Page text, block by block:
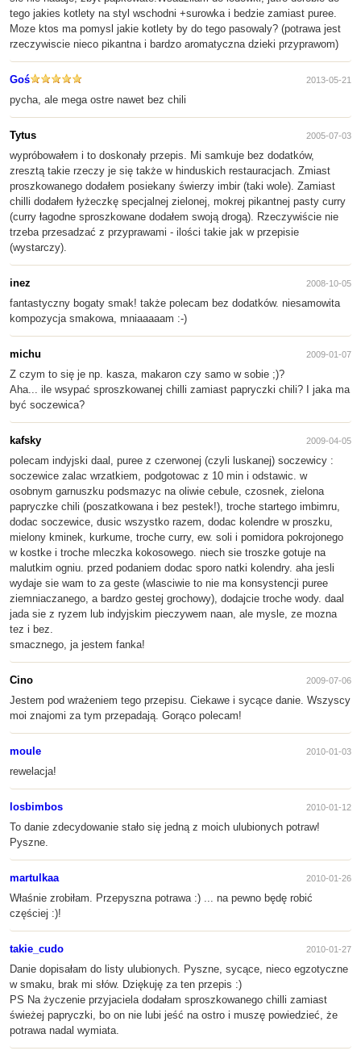
tego jakies kotlety na styl wschodni +surowka i bedzie zamiast puree.
Moze ktos ma pomysl jakie kotlety by do tego pasowaly? (potrawa jest
rzeczywiscie nieco pikantna i bardzo aromatyczna dzieki przyprawom)
Goś 2013-05-21
pycha, ale mega ostre nawet bez chili
Tytus 2005-07-03
wypróbowałem i to doskonały przepis. Mi samkuje bez dodatków,
zresztą takie rzeczy je się także w hinduskich restauracjach. Zmiast
proszkowanego dodałem posiekany świerzy imbir (taki wole). Zamiast
chilli dodałem łyżeczkę specjalnej zielonej, mokrej pikantnej pasty curry
(curry łagodne sproszkowane dodałem swoją drogą). Rzeczywiście nie
trzeba przesadzać z przyprawami - ilości takie jak w przepisie
(wystarczy).
inez 2008-10-05
fantastyczny bogaty smak! także polecam bez dodatków. niesamowita
kompozycja smakowa, mniaaaaam :-)
michu 2009-01-07
Z czym to się je np. kasza, makaron czy samo w sobie ;)?
Aha... ile wsypać sproszkowanej chilli zamiast papryczki chili? I jaka ma
być soczewica?
kafsky 2009-04-05
polecam indyjski daal, puree z czerwonej (czyli luskanej) soczewicy :
soczewice zalac wrzatkiem, podgotowac z 10 min i odstawic. w
osobnym garnuszku podsmazyc na oliwie cebule, czosnek, zielona
papryczke chili (poszatkowana i bez pestek!), troche startego imbimru,
dodac soczewice, dusic wszystko razem, dodac kolendre w proszku,
mielony kminek, kurkume, troche curry, ew. soli i pomidora pokrojonego
w kostke i troche mleczka kokosowego. niech sie troszke gotuje na
malutkim ogniu. przed podaniem dodac sporo natki kolendry. aha jesli
wydaje sie wam to za geste (wlasciwie to nie ma konsystencji puree
ziemniaczanego, a bardzo gestej grochowy), dodajcie troche wody. daal
jada sie z ryzem lub indyjskim pieczywem naan, ale mysle, ze mozna
tez i bez.
smacznego, ja jestem fanka!
Cino 2009-07-06
Jestem pod wrażeniem tego przepisu. Ciekawe i sycące danie. Wszyscy
moi znajomi za tym przepadają. Gorąco polecam!
moule 2010-01-03
rewelacja!
losbimbos 2010-01-12
To danie zdecydowanie stało się jedną z moich ulubionych potraw!
Pyszne.
martulkaa 2010-01-26
Właśnie zrobiłam. Przepyszna potrawa :) ... na pewno będę robić
częściej :)!
takie_cudo 2010-01-27
Danie dopisałam do listy ulubionych. Pyszne, sycące, nieco egzotyczne
w smaku, brak mi słów. Dziękuję za ten przepis :)
PS Na życzenie przyjaciela dodałam sproszkowanego chilli zamiast
świeżej papryczki, bo on nie lubi jeść na ostro i muszę powiedzieć, że
potrawa nadal wymiata.